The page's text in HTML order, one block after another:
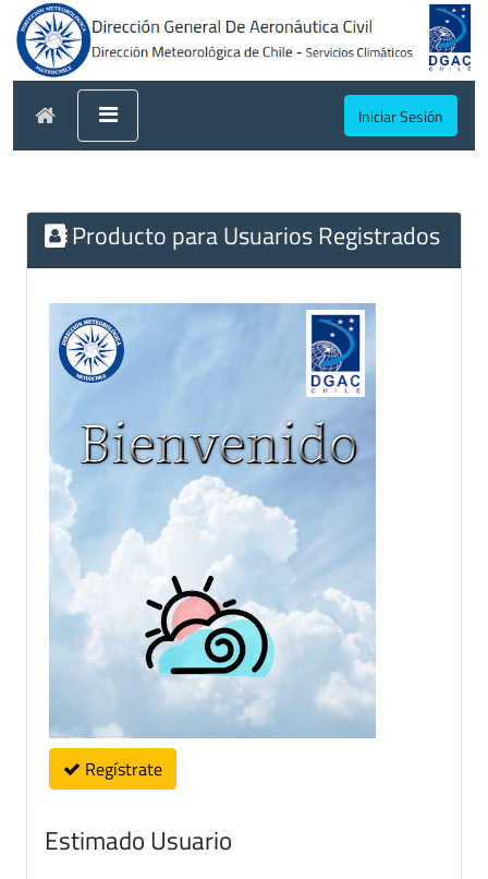
Iniciar Sesión
Producto para Usuarios Registrados
Regístrate
Estimado Usuario